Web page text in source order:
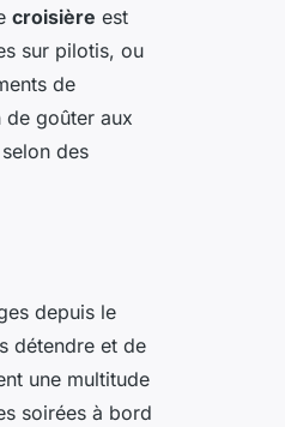
croisière est
sur pilotis, ou
de
de goûter aux
des
depuis le
détendre et de
une multitude
soirées à bord